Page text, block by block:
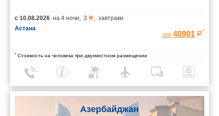
с 10.08.2026 на 4 ночи, 3 , завтраки
Астана
от 40901 *
* Стоимость на человека при двухместном размещении
Азербайджан